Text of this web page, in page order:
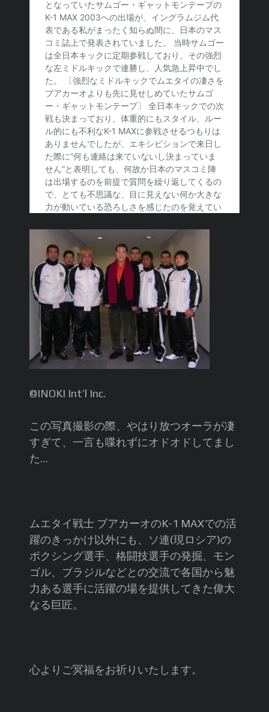
©️INOKI Int’l Inc.
この写真撮影の際、やはり放つオーラが凄
すぎて、一言も喋れずにオドオドしてまし
た…
ムエタイ戦士 ブアカーオのK-1 MAXでの活
躍のきっかけ以外にも、ソ連(現ロシア)の
ボクシング選手、格闘技選手の発掘、モン
ゴル、ブラジルなどとの交流で各国から魅
力ある選手に活躍の場を提供してきた偉大
なる巨匠。
心よりご冥福をお祈りいたします。